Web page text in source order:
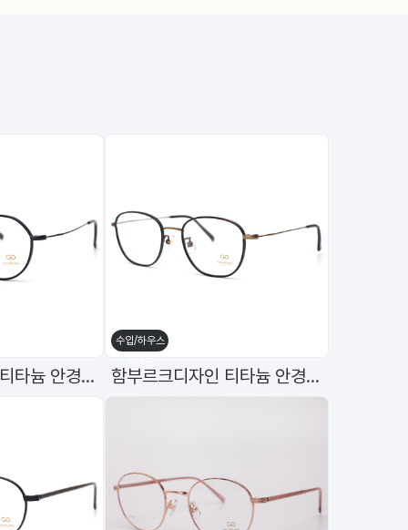
함부르크디자인 티타늄 안경테 h-1059 C8 49mm
수입/하우스
함부르크디자인 티타늄 안경테 h-1060 C7 51mm